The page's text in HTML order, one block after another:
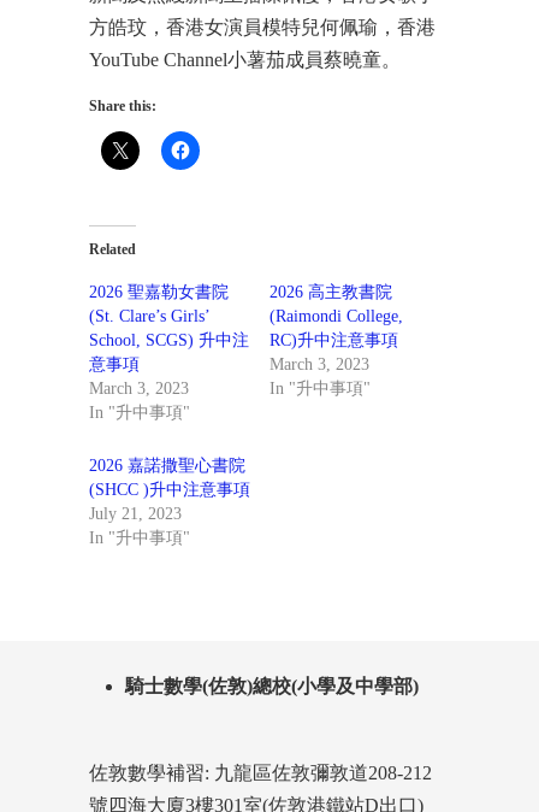
方皓玟，香港女演員模特兒何佩瑜，香港
YouTube Channel小薯茄成員蔡曉童。
Share this:
Related
2026 聖嘉勒女書院
(St. Clare’s Girls’
School, SCGS) 升中注
意事項
March 3, 2023
In "升中事項"
2026 高主教書院
(Raimondi College,
RC)升中注意事項
March 3, 2023
In "升中事項"
2026 嘉諾撒聖心書院
(SHCC )升中注意事項
July 21, 2023
In "升中事項"
騎士數學(佐敦)總校(小學及中學部)
佐敦數學補習: 九龍區佐敦彌敦道208-212
號四海大廈3樓301室(佐敦港鐵站D出口)